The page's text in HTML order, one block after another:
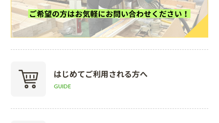
はじめてご利用される方へ
GUIDE